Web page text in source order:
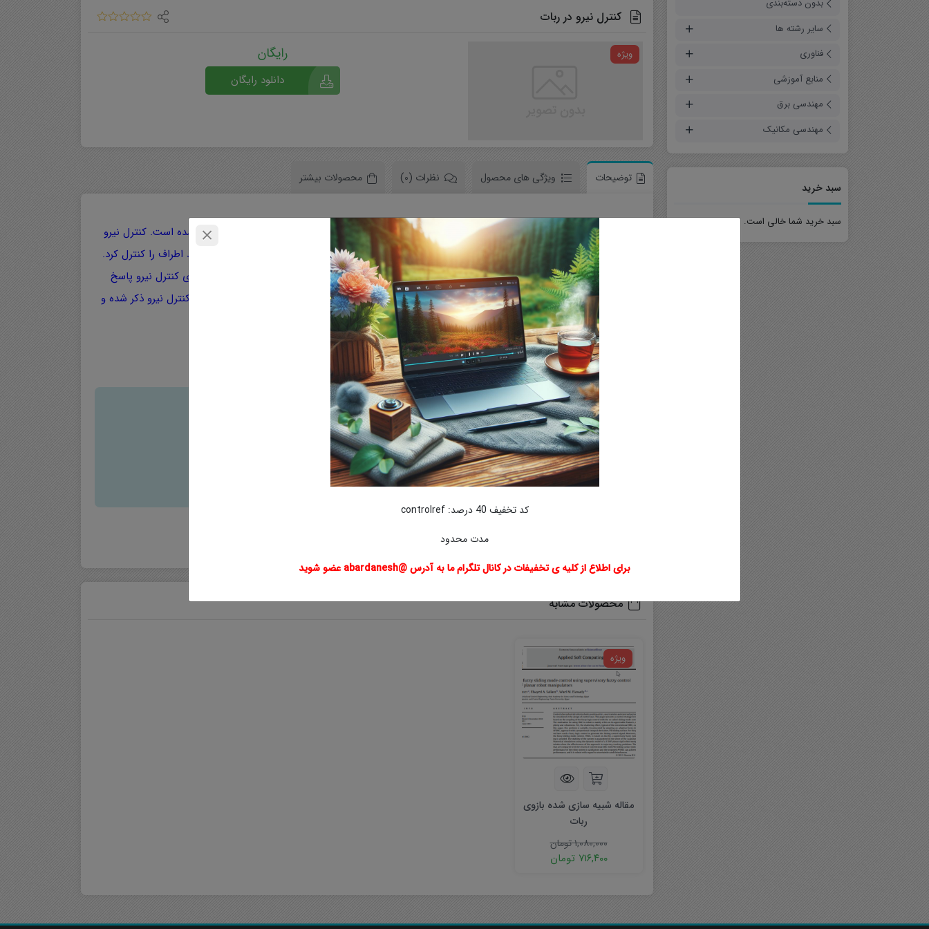
فیلم آموزشی
مقالات شبیه سازی شده
حل تمرین
جزوه
کنترل نیرو در ربات
ویژه رایگان
دانلود رایگان
توضیحات ویژگی های محصول نظرات (0) محصولات بیشتر
این پاورپوینت در مورد کنترل نیرو در ربات بحث می کند. ابتدا دلیل استفاده از کنترل نیرو در ربات ها بیان شده است. کنترل نیرو
یکی از استراتژی های کنترلی در ربات است که به وسیله آن می توان مقدار نیرو در محل تماس ربات با محیط اطراف را کنترل کرد.
در این پاورپوینت سعی شده به سوالاتی از قبیل، دلایل استفاده از کنترل نیرو، نحوه فرمول بندی و پیاده سازی کنترل نیرو پاسخ
داده شود. بدین منظور ابتدا دلیل استفاده از کنترل نیرو در ربات ها بیان شده است. سپس چند نمونه کاربرد کنترل نیرو ذکر شده و
در ادامه انواع روش های پیاده سازی کنترل نیرو در ربات توضیح داده شده است .
تعداد صفحات : 21
راهنمای خرید:
لینک دانلود فایل بلافاصله بعد از پرداخت وجه به نمایش در خواهد آمد.
همچنین لینک دانلود به ایمیل شما ارسال خواهد شد به همین دلیل ایمیل خود را به دقت وارد نمایید.
ممکن است ایمیل ارسالی به پوشه اسپم یا Bulk ایمیل شما ارسال شده باشد.
در صورتی که به هر دلیلی موفق به دانلود فایل مورد نظر نشدید با ما تماس بگیرید.
محصولات مشابه
ویژه
مقاله شبیه سازی شده بازوی
ربات
۱,۰۸۰,۰۰۰تومان
۷۱۶,۴۰۰ تومان
بدون دسته‌بندی
سایر رشته ها
فناوری
منابع آموزشی
مهندسی برق
مهندسی مکانیک
سبد خرید
سبد خرید شما خالی است.
کد تخفیف 40 درصد: controlref
مدت محدود
برای اطلاع از کلیه ی تخفیفات در کانال تلگرام ما به آدرس @abardanesh عضو شوید